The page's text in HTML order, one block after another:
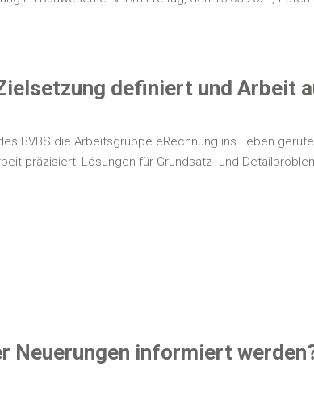
defi­niert und Arbeit
BVBS die Arbeits­grup­pe eRe­ch­nung ins Leben
prä­zi­siert: Lösun­gen für Grund­satz- und
Neue­run­gen infor­miert